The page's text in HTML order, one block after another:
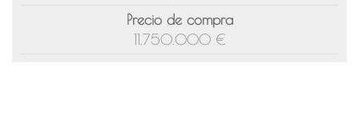
Precio de compra
11.750.000 €